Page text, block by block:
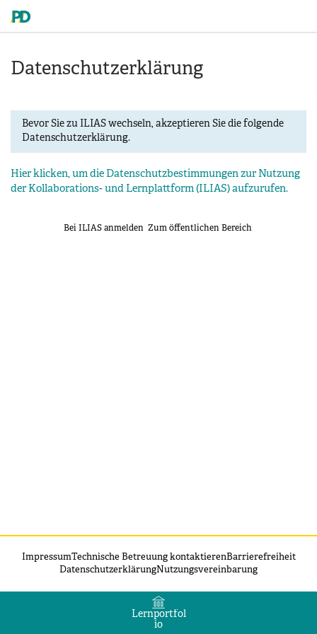
Lernportfol
io
Datenschutzerklärung
Bevor Sie zu ILIAS wechseln, akzeptieren Sie die folgende
Datenschutzerklärung.
Hier klicken, um die Datenschutzbestimmungen zur Nutzung
der Kollaborations- und Lernplattform (ILIAS) aufzurufen.
Bei ILIAS anmelden Zum öffentlichen Bereich
ImpressumTechnische Betreuung kontaktierenBarrierefreiheit
DatenschutzerklärungNutzungsvereinbarung